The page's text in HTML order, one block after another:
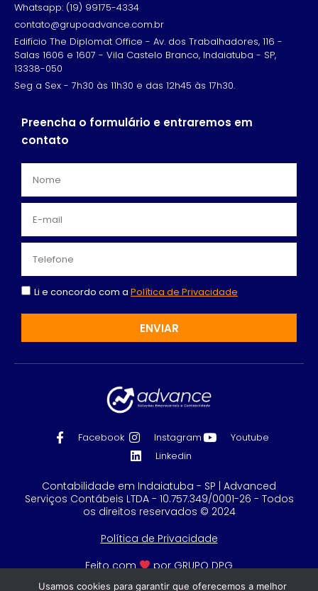
Whatsapp: (19) 99175-4334
contato@grupoadvance.com.br
Edifício The Diplomat Office - Av. dos Trabalhadores, 116 -
Salas 1606 e 1607 - Vila Castelo Branco, Indaiatuba - SP,
13338-050
Seg a Sex - 7h30 às 11h30 e das 12h45 às 17h30.
Preencha o formulário e entraremos em
contato
Li e concordo com a Política de Privacidade
ENVIAR
Facebook Instagram
Youtube
Linkedin
Contabilidade em Indaiatuba - SP | Advanced
Serviços Contábeis LTDA - 10.757.349/0001-26 - Todos
os direitos reservados © 2024
Política de Privacidade
Feito com
por GRUPO DPG
Usamos cookies para garantir que oferecemos a melhor